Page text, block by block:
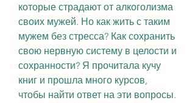
которые страдают от алкоголизма
своих мужей. Но как жить с таким
мужем без стресса? Как сохранить
свою нервную систему в целости и
сохранности? Я прочитала кучу
книг и прошла много курсов,
чтобы найти ответ на эти вопросы.